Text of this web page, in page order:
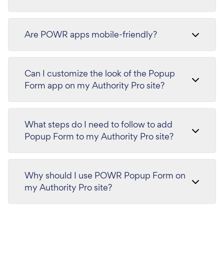
Are POWR apps mobile-friendly?
Can I customize the look of the Popup
Form app on my Authority Pro site?
What steps do I need to follow to add
Popup Form to my Authority Pro site?
Why should I use POWR Popup Form on
my Authority Pro site?